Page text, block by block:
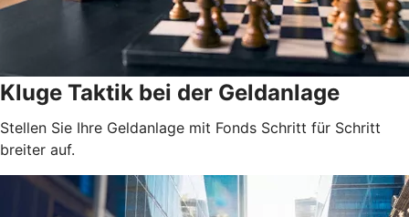
Kluge Taktik bei der Geldanlage
Stellen Sie Ihre Geldanlage mit Fonds Schritt für Schritt
breiter auf.